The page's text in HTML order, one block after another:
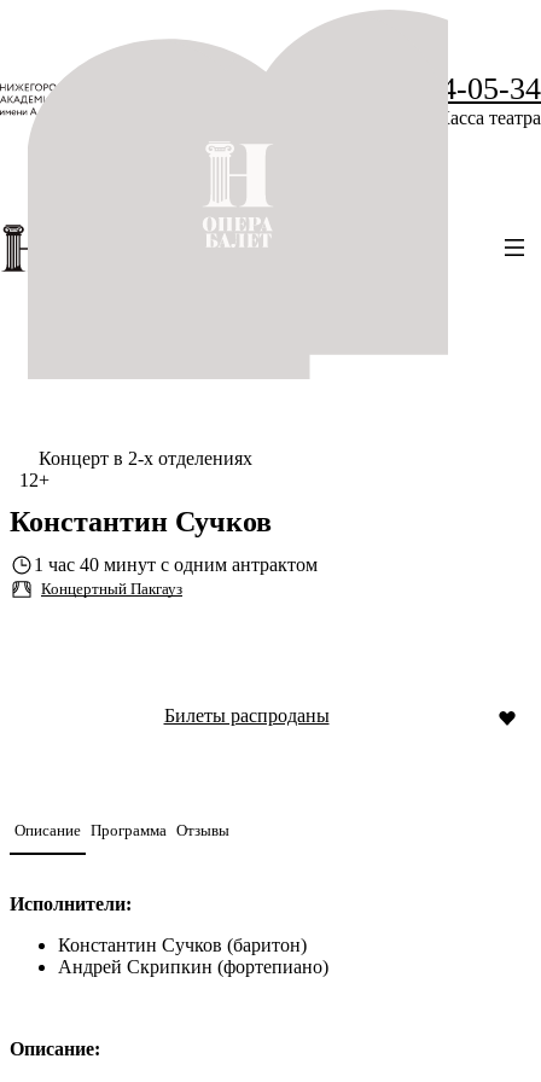
+7 (831) 234-05-34
Касса театра
Концерт в 2-х отделениях
12+
Константин Сучков
1 час 40 минут с одним антрактом
Концертный Пакгауз
Билеты распроданы
Описание Программа Отзывы
Исполнители:
Константин Сучков (баритон)
Андрей Скрипкин (фортепиано)
Описание: